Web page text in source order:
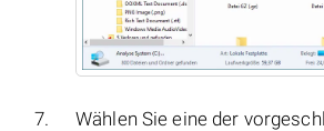
Wählen Sie eine der